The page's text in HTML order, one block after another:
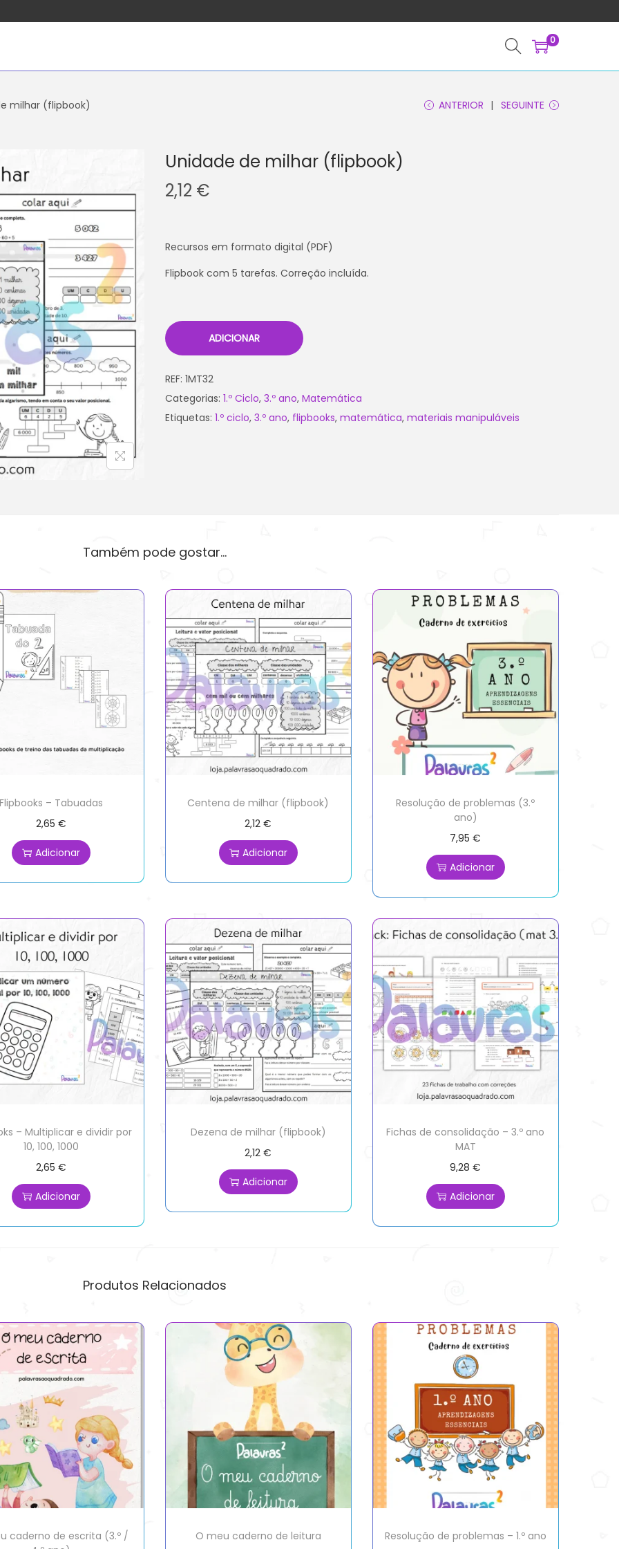
0
milhar (flipbook) ANTERIOR SEGUINTE
Unidade de milhar (flipbook)
2,12 €
Recursos em formato digital (PDF)
Flipbook com 5 tarefas. Correção incluída.
ADICIONAR
REF: 1MT32
Categorias: 1.º Ciclo, 3.º ano, Matemática
Etiquetas: 1.º ciclo, 3.º ano, flipbooks, matemática, materiais manipuláveis
Também pode gostar…
Flipbooks – Tabuadas
2,65 €
Adicionar
Centena de milhar (flipbook)
2,12€
Adicionar
Resolução de problemas (3.º
ano)
7,95€
Adicionar
– Multiplicar e dividir por
10, 100, 1000
2,65 €
Adicionar
Dezena de milhar (flipbook)
2,12€
Adicionar
Fichas de consolidação – 3.º ano
MAT
9,28€
Adicionar
Produtos Relacionados
caderno de escrita (3.º /
O meu caderno de leitura Resolução de problemas – 1.º ano